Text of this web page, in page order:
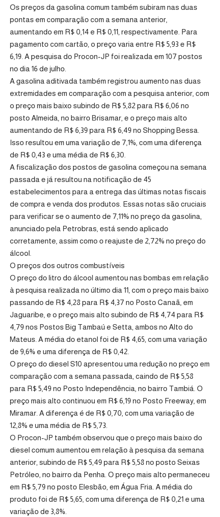
Os preços da gasolina comum também subiram nas duas
pontas em comparação com a semana anterior,
aumentando em R$ 0,14 e R$ 0,11, respectivamente. Para
pagamento com cartão, o preço varia entre R$ 5,93 e R$
6,19. A pesquisa do Procon-JP foi realizada em 107 postos
no dia 16 de julho.
A gasolina aditivada também registrou aumento nas duas
extremidades em comparação com a pesquisa anterior, com
o preço mais baixo subindo de R$ 5,82 para R$ 6,06 no
posto Almeida, no bairro Brisamar, e o preço mais alto
aumentando de R$ 6,39 para R$ 6,49 no Shopping Bessa.
Isso resultou em uma variação de 7,1%, com uma diferença
de R$ 0,43 e uma média de R$ 6,30.
A fiscalização dos postos de gasolina começou na semana
passada e já resultou na notificação de 45
estabelecimentos para a entrega das últimas notas fiscais
de compra e venda dos produtos. Essas notas são cruciais
para verificar se o aumento de 7,11% no preço da gasolina,
anunciado pela Petrobras, está sendo aplicado
corretamente, assim como o reajuste de 2,72% no preço do
álcool.
O preços dos outros combustíveis
O preço do litro do álcool aumentou nas bombas em relação
à pesquisa realizada no último dia 11, com o preço mais baixo
passando de R$ 4,28 para R$ 4,37 no Posto Canaã, em
Jaguaribe, e o preço mais alto subindo de R$ 4,74 para R$
4,79 nos Postos Big Tambaú e Setta, ambos no Alto do
Mateus. A média do etanol foi de R$ 4,65, com uma variação
de 9,6% e uma diferença de R$ 0,42.
O preço do diesel S10 apresentou uma redução no preço em
comparação com a semana passada, caindo de R$ 5,58
para R$ 5,49 no Posto Independência, no bairro Tambiá. O
preço mais alto continuou em R$ 6,19 no Posto Freeway, em
Miramar. A diferença é de R$ 0,70, com uma variação de
12,8% e uma média de R$ 5,73.
O Procon-JP também observou que o preço mais baixo do
diesel comum aumentou em relação à pesquisa da semana
anterior, subindo de R$ 5,49 para R$ 5,58 no posto Seixas
Petróleo, no bairro da Penha. O preço mais alto permaneceu
em R$ 5,79 no posto Elesbão, em Água Fria. A média do
produto foi de R$ 5,65, com uma diferença de R$ 0,21 e uma
variação de 3,8%.